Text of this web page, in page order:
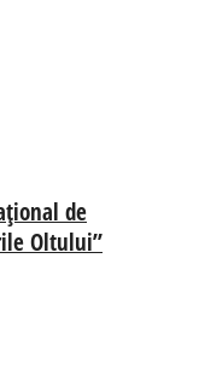
de
Oltului”